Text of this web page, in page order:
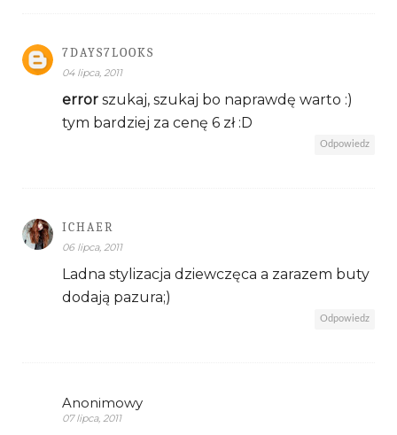
7DAYS7LOOKS
04 lipca, 2011
error szukaj, szukaj bo naprawdę warto :)
tym bardziej za cenę 6 zł :D
Odpowiedz
ICHAER
06 lipca, 2011
Ladna stylizacja dziewczęca a zarazem buty
dodają pazura;)
Odpowiedz
Anonimowy
07 lipca, 2011